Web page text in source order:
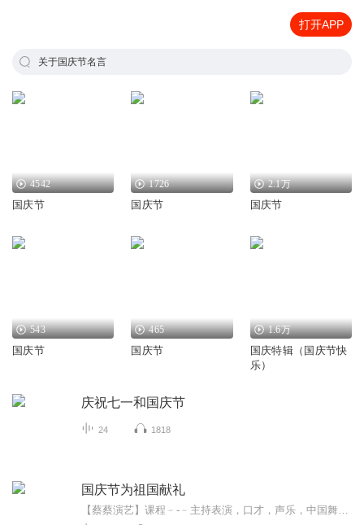
打开APP
关于国庆节名言
4542
国庆节
1726
国庆节
2.1万
国庆节
543
国庆节
465
国庆节
1.6万
国庆特辑（国庆节快
乐）
庆祝七一和国庆节
24 1818
国庆节为祖国献礼